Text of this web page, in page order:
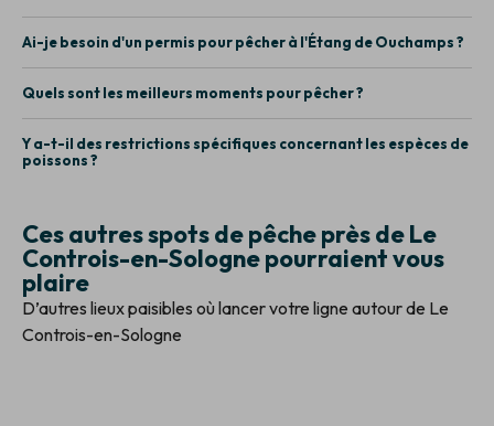
Ai-je besoin d'un permis pour pêcher à l'Étang de Ouchamps ?
Quels sont les meilleurs moments pour pêcher ?
Y a-t-il des restrictions spécifiques concernant les espèces de
poissons ?
Ces autres spots de pêche près de Le
Controis-en-Sologne pourraient vous
plaire
D’autres lieux paisibles où lancer votre ligne autour de Le
Controis-en-Sologne